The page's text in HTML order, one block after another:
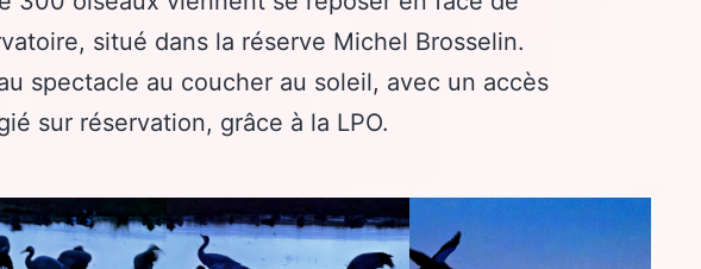
situé dans la réserve Michel Brosselin.
spectacle au coucher au soleil, avec un accès
sur réservation, grâce à la LPO.